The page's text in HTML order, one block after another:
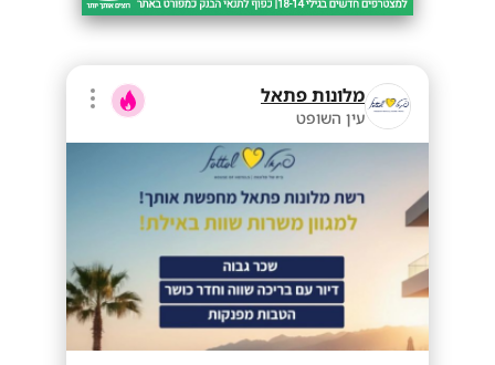
מלונות פתאל
עין השופט